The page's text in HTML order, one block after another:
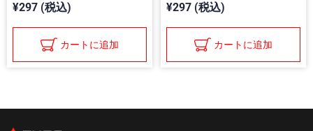
¥297 (税込)
カートに追加
¥297 (税込)
カートに追加